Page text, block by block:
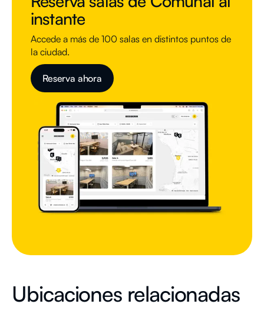
instante
Accede a más de 100 salas en distintos puntos de
la ciudad.
Reserva ahora
Ubicaciones relacionadas